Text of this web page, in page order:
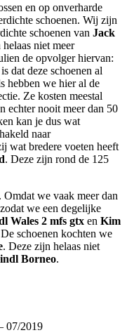
en op onverharde
schoenen. Wij zijn
schoenen van Jack
niet meer
de opvolger hiervan:
dat deze schoenen al
hebben we hier al de
Ze kosten meestal
echter nooit meer dan 50
kan je dus wat
naar
wat bredere voeten heeft
. Deze zijn rond de 125
. Omdat we vaak meer dan
we een degelijke
Wales 2 mfs gtx en Kim
schoenen kochten we
. Deze zijn helaas niet
Borneo.
07/2019